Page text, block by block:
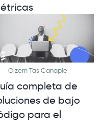
Gizem Tas Canaple
completa de
de bajo
para el